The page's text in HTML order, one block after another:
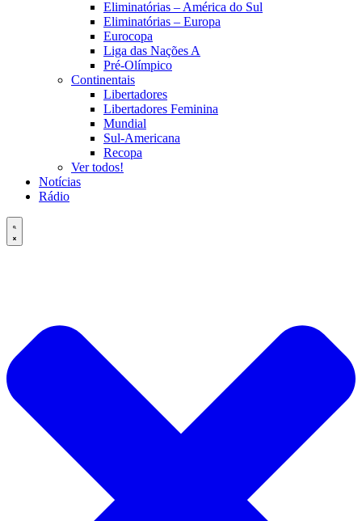
Eliminatórias – América do Sul
Eliminatórias – Europa
Eurocopa
Liga das Nações A
Pré-Olímpico
Continentais
Libertadores
Libertadores Feminina
Mundial
Sul-Americana
Recopa
Ver todos!
Notícias
Rádio